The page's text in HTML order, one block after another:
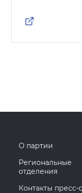
О партии
Региональные
отделения
Контакты